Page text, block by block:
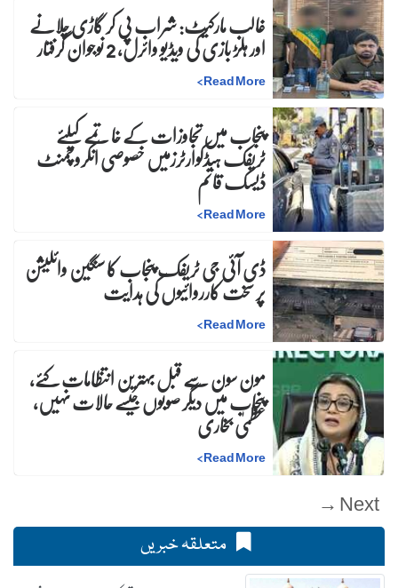
غالب مارکیٹ: شراب پی کر گاڑی چلانے
اور ہلڑ بازی کی ویڈیو وائرل، 2 نوجوان گرفتار
Read More
>
پنجاب میں تجاوزات کے خاتمے کیلئے
ٹریفک ہیڈکوارٹرزمیں خصوصی انکروچمنٹ
ڈیسک قائم
Read More
>
ڈی آئی جی ٹریفک پنجاب کا سنگین وائلیشن
پر سخت کارروائیوں کی ہدایت
Read More
>
مون سون سے قبل بہترین انتظامات کئے،
پنجاب میں دیگر صوبوں جیسے حالات نہیں،
عظمیٰ بخاری
Read More
>
Next →
متعلقہ خبریں